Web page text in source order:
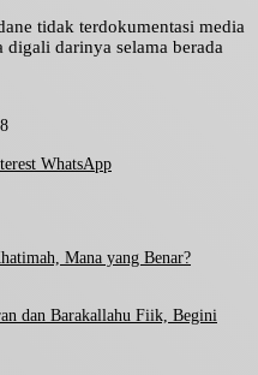
tidak terdokumentasi media
darinya selama berada
WhatsApp
Mana yang Benar?
dan Barakallahu Fiik, Begini